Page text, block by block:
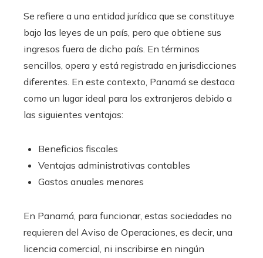
Se refiere a una entidad jurídica que se constituye
bajo las leyes de un país, pero que obtiene sus
ingresos fuera de dicho país. En términos
sencillos, opera y está registrada en jurisdicciones
diferentes. En este contexto, Panamá se destaca
como un lugar ideal para los extranjeros debido a
las siguientes ventajas:
Beneficios fiscales
Ventajas administrativas contables
Gastos anuales menores
En Panamá, para funcionar, estas sociedades no
requieren del Aviso de Operaciones, es decir, una
licencia comercial, ni inscribirse en ningún